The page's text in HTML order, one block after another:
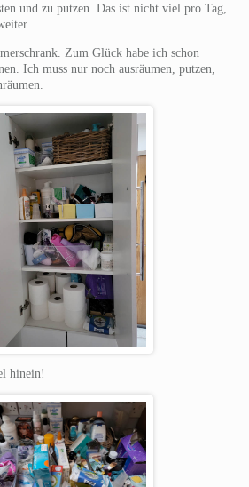
und zu putzen. Das ist nicht viel pro Tag,
Zum Glück habe ich schon
Ich muss nur noch ausräumen, putzen,
hinein!